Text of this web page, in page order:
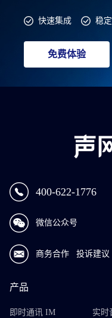
快速集成 稳
免费体验
400-622-1776
微信公众号
商务合作 投诉建议
产品
即时通讯 IM 实时